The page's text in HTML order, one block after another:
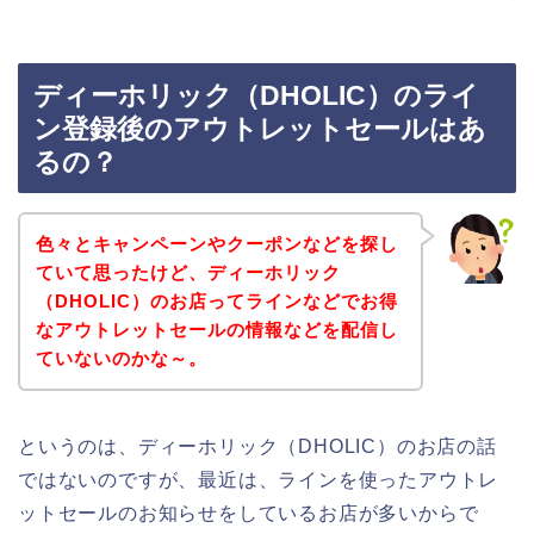
ディーホリック（DHOLIC）のライ
ン登録後のアウトレットセールはあ
るの？
色々とキャンペーンやクーポンなどを探し
ていて思ったけど、ディーホリック
（DHOLIC）のお店ってラインなどでお得
なアウトレットセールの情報などを配信し
ていないのかな～。
というのは、ディーホリック（DHOLIC）のお店の話
ではないのですが、最近は、ラインを使ったアウトレ
ットセールのお知らせをしているお店が多いからで